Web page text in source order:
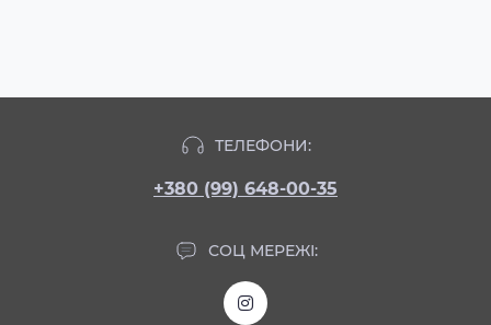
ТЕЛЕФОНИ:
+380 (99) 648-00-35
СОЦ МЕРЕЖІ: